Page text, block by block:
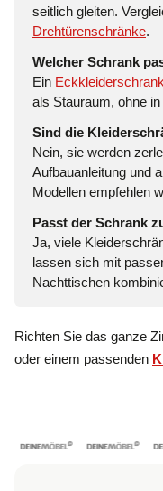
seitlich gleiten.
Drehtürenschränke.
Welcher Schrank
Ein Eckkleiderschrank
als Stauraum, ohne
Sind die
Nein, sie werden
Aufbauanleitung und
Modellen empfehlen
Passt der Schrank
Ja, viele
lassen sich mit
Nachttischen
Richten Sie das ganze
oder einem passenden